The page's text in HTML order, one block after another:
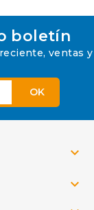
boletín
ventas y

